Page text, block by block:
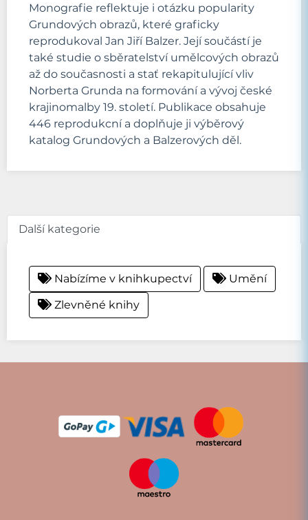
Monografie reflektuje i otázku popularity
Grundových obrazů, které graficky
reprodukoval Jan Jiří Balzer. Její součástí je
také studie o sběratelství umělcových obrazů
až do současnosti a stať rekapitulující vliv
Norberta Grunda na formování a vývoj české
krajinomalby 19. století. Publikace obsahuje
446 reprodukcní a doplňuje ji výběrový
katalog Grundových a Balzerových děl.
Další kategorie
Nabízíme v knihkupectví
Umění
Zlevněné knihy